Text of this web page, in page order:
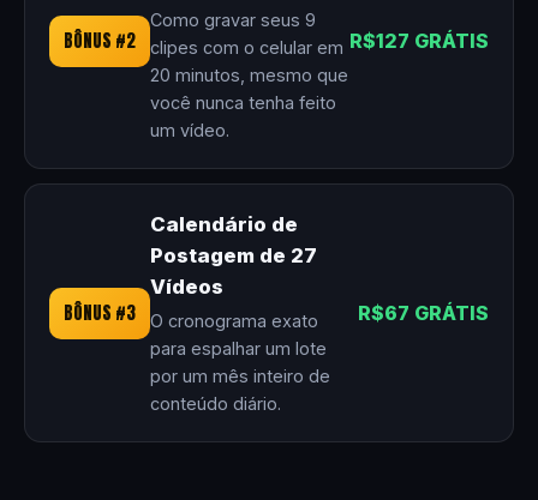
BÔNUS #2
Como gravar seus 9
clipes com o celular em
20 minutos, mesmo que
você nunca tenha feito
um vídeo.
R$127 GRÁTIS
BÔNUS #3
Calendário de
Postagem de 27
Vídeos
O cronograma exato
para espalhar um lote
por um mês inteiro de
conteúdo diário.
R$67 GRÁTIS